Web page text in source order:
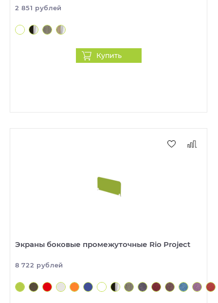
2 851 рублей
Купить
Экраны боковые промежуточные Rio Project
8 722 рублей